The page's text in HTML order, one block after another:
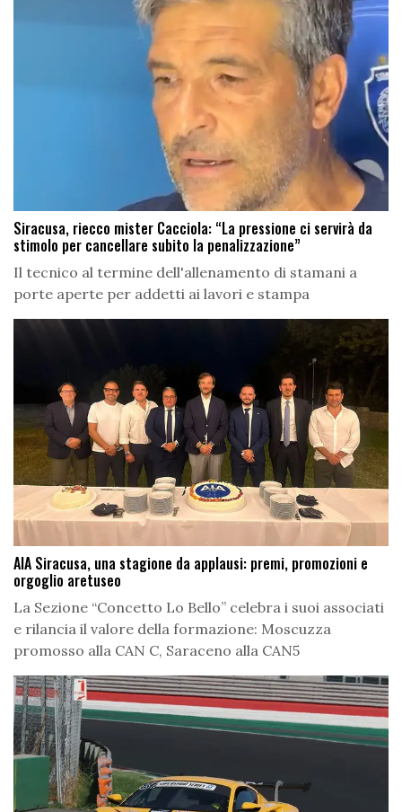
Siracusa, riecco mister Cacciola: “La pressione ci servirà da
stimolo per cancellare subito la penalizzazione”
Il tecnico al termine dell'allenamento di stamani a
porte aperte per addetti ai lavori e stampa
AIA Siracusa, una stagione da applausi: premi, promozioni e
orgoglio aretuseo
La Sezione “Concetto Lo Bello” celebra i suoi associati
e rilancia il valore della formazione: Moscuzza
promosso alla CAN C, Saraceno alla CAN5